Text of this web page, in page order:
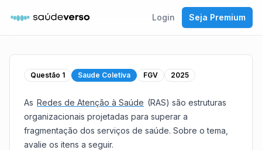
Login Seja Premium
Questão 1 Saude Coletiva FGV 2025
As Redes de Atenção à Saúde (RAS) são estruturas
organizacionais projetadas para superar a
fragmentação dos serviços de saúde. Sobre o tema,
avalie os itens a seguir.